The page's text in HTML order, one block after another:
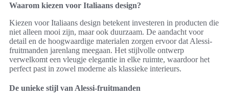
Waarom kiezen voor Italiaans design?
Kiezen voor Italiaans design betekent investeren in producten die
niet alleen mooi zijn, maar ook duurzaam. De aandacht voor
detail en de hoogwaardige materialen zorgen ervoor dat Alessi-
fruitmanden jarenlang meegaan. Het stijlvolle ontwerp
verwelkomt een vleugje elegantie in elke ruimte, waardoor het
perfect past in zowel moderne als klassieke interieurs.
De unieke stijl van Alessi-fruitmanden